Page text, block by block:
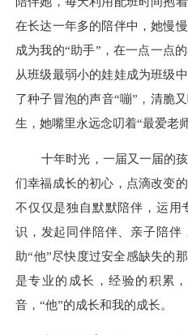
在长达一年多的陪伴中，她慢
成为我的“助手”，在一点一点
从班级最弱小的娃娃成为班级中
了种子冒泡的声音“嘣”，清脆
生，她嘴里永远念叨着“最爱老
十年时光，一届又一届的
们幸福成长的初心，点滴改变
不仅仅是独自默默陪伴，运用
识，发起同伴陪伴、亲子陪伴
助“他”尽快度过安全感缺失的
是专业的成长，经验的积累
音，“他”的成长和我的成长。